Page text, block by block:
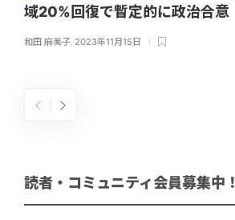
域20%回復で暫定的に政治合意
和田 麻美子, 2023年11月15日
読者・コミュニティ会員募集中！